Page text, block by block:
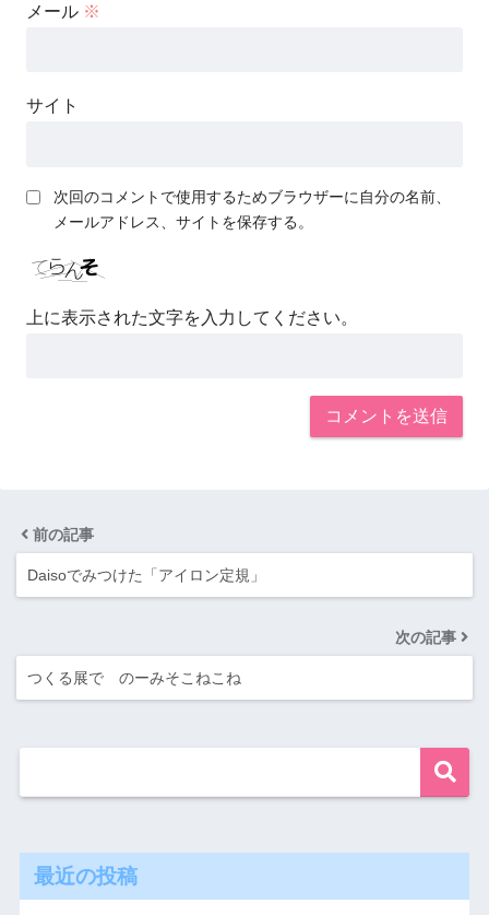
メール ※
サイト
次回のコメントで使用するためブラウザーに自分の名前、
メールアドレス、サイトを保存する。
上に表示された文字を入力してください。
前の記事
Daisoでみつけた「アイロン定規」
次の記事
つくる展で のーみそこねこね
最近の投稿